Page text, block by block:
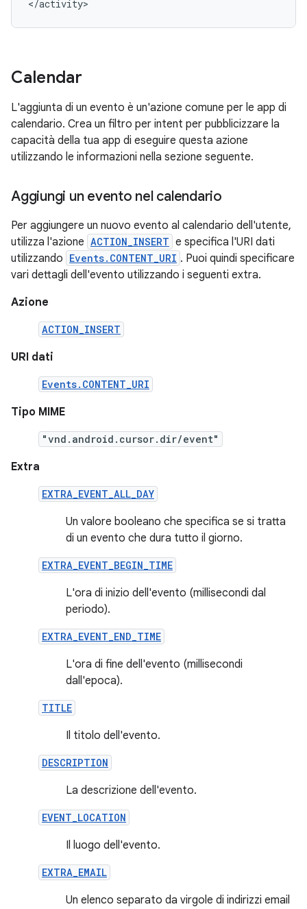
</activity>
Calendar
L'aggiunta di un evento è un'azione comune per le app di
calendario. Crea un filtro per intent per pubblicizzare la
capacità della tua app di eseguire questa azione
utilizzando le informazioni nella sezione seguente.
Aggiungi un evento nel calendario
Per aggiungere un nuovo evento al calendario dell'utente,
utilizza l'azione ACTION_INSERT e specifica l'URI dati
utilizzando Events.CONTENT_URI . Puoi quindi specificare
vari dettagli dell'evento utilizzando i seguenti extra.
Azione
ACTION_INSERT
URI dati
Events.CONTENT_URI
Tipo MIME
"vnd.android.cursor.dir/event"
Extra
EXTRA_EVENT_ALL_DAY
Un valore booleano che specifica se si tratta
di un evento che dura tutto il giorno.
EXTRA_EVENT_BEGIN_TIME
L'ora di inizio dell'evento (millisecondi dal
periodo).
EXTRA_EVENT_END_TIME
L'ora di fine dell'evento (millisecondi
dall'epoca).
TITLE
Il titolo dell'evento.
DESCRIPTION
La descrizione dell'evento.
EVENT_LOCATION
Il luogo dell'evento.
EXTRA_EMAIL
Un elenco separato da virgole di indirizzi email